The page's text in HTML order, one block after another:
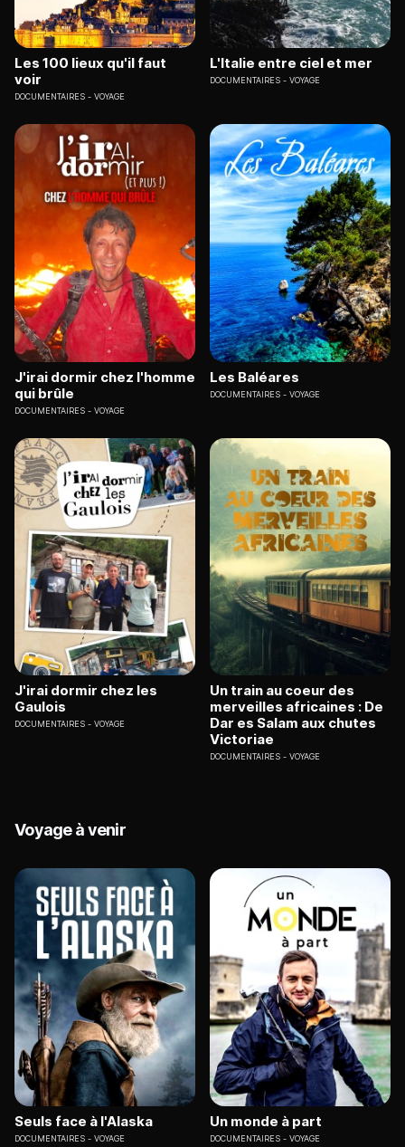
Les 100 lieux qu'il faut
voir
DOCUMENTAIRES VOYAGE
L'Italie entre ciel et mer
DOCUMENTAIRES VOYAGE
J'irai dormir chez l'homme
qui brûle
DOCUMENTAIRES VOYAGE
Les Baléares
DOCUMENTAIRES VOYAGE
J'irai dormir chez les
Gaulois
DOCUMENTAIRES VOYAGE
Un train au coeur des
merveilles africaines : De
Dar es Salam aux chutes
Victoriae
DOCUMENTAIRES VOYAGE
Voyage à venir
Seuls face à l'Alaska
DOCUMENTAIRES VOYAGE
Un monde à part
DOCUMENTAIRES VOYAGE